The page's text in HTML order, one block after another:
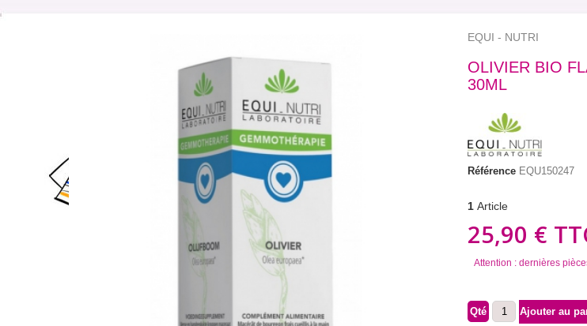
EQUI - NUTRI
OLIVIER BIO
30ML
Référence EQU150247
1 Article
25,90 €
Attention : dernières
Qté Ajouter au